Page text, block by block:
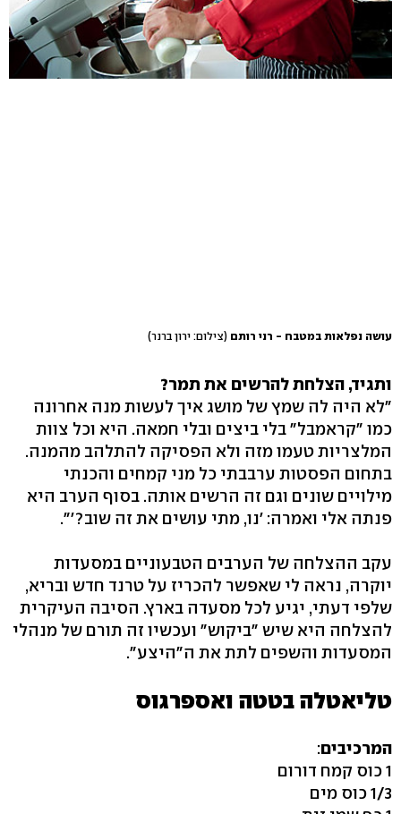
עושה נפלאות במטבח - רני רותם (צילום: ירון ברנר)
ותגיד, הצלחת להרשים את תמר?
"לא היה לה שמץ של מושג איך לעשות מנה אחרונה
כמו "קראמבל" בלי ביצים ובלי חמאה. היא וכל צוות
המלצריות טעמו מזה ולא הפסיקה להתלהב מהמנה.
בתחום הפסטות ערבבתי כל מני קמחים והכנתי
מילויים שונים וגם זה הרשים אותה. בסוף הערב היא
פנתה אלי ואמרה: 'נו, מתי עושים את זה שוב?'".
עקב ההצלחה של הערבים הטבעוניים במסעדות
יוקרה, נראה לי שאפשר להכריז על טרנד חדש ובריא,
שלפי דעתי, יגיע לכל מסעדה בארץ. הסיבה העיקרית
להצלחה היא שיש "ביקוש" ועכשיו זה תורם של מנהלי
המסעדות והשפים לתת את ה"היצע".
טליאטלה בטטה ואספרגוס
המרכיבים:
1 כוס קמח דורום
1/3 כוס מים